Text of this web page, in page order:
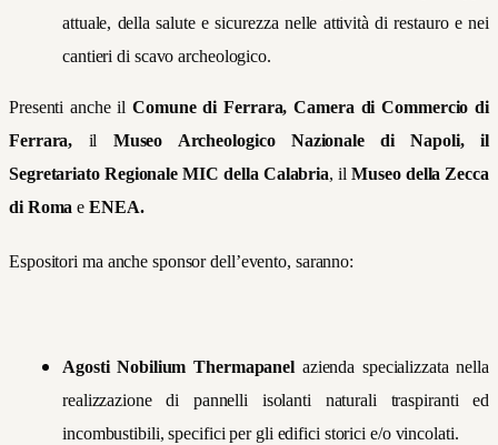
attuale, della salute e sicurezza nelle attività di restauro e nei
cantieri di scavo archeologico.
Presenti anche ilComune di Ferrara, Camera di Commercio di
Ferrara, il Museo Archeologico Nazionale di Napoli,
il
Segretariato Regionale MIC della Calabria, ilMuseo della Zecca
di Roma eENEA.
Espositori ma anche sponsor dell’evento, saranno:
Agosti Nobilium Thermapanel azienda specializzata nella
realizzazione di pannelli isolanti naturali traspiranti ed
incombustibili, specifici per gli edifici storici e/o vincolati.